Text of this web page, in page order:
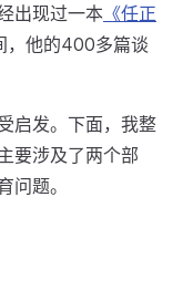
出现过一本 《任正
，他的400多篇谈
启发。下面，我整
要涉及了两个部
问题。